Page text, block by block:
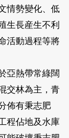
情勢變化、低
生長産生不利
活動過程等將
熱帶常綠闊
交林為主，青
佈有秉志肥
程佔地及水庫